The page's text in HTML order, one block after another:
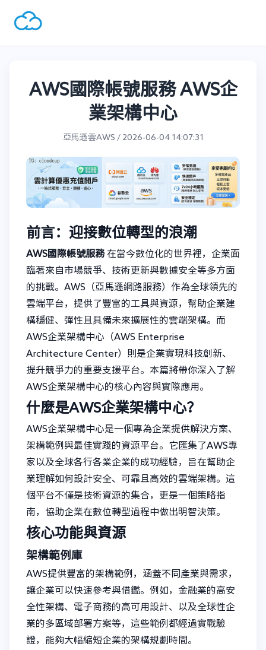
AWS國際帳號服務 AWS企
業架構中心
亞馬遜雲AWS / 2026-06-04 14:07:31
前言：迎接數位轉型的浪潮
AWS國際帳號服務在當今數位化的世界裡，企業面
臨著來自市場競爭、技術更新與數據安全等多方面
的挑戰。AWS（亞馬遜網路服務）作為全球領先的
雲端平台，提供了豐富的工具與資源，幫助企業建
構穩健、彈性且具備未來擴展性的雲端架構。而
AWS企業架構中心（AWS Enterprise
Architecture Center）則是企業實現科技創新、
提升競爭力的重要支援平台。本篇將帶你深入了解
AWS企業架構中心的核心內容與實際應用。
什麼是AWS企業架構中心？
AWS企業架構中心是一個專為企業提供解決方案、
架構範例與最佳實踐的資源平台。它匯集了AWS專
家以及全球各行各業企業的成功經驗，旨在幫助企
業理解如何設計安全、可靠且高效的雲端架構。這
個平台不僅是技術資源的集合，更是一個策略指
南，協助企業在數位轉型過程中做出明智決策。
核心功能與資源
架構範例庫
AWS提供豐富的架構範例，涵蓋不同產業與需求，
讓企業可以快速參考與借鑑。例如，金融業的高安
全性架構、電子商務的高可用設計、以及全球性企
業的多區域部署方案等，這些範例都經過實戰驗
證，能夠大幅縮短企業的架構規劃時間。